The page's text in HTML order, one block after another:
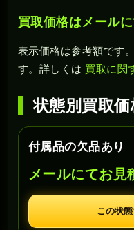
買取価格はメール
表示価格は参考額です
す。詳しくは 買取に関
状態別買取
付属品の欠品あり
メールにてお見
この状